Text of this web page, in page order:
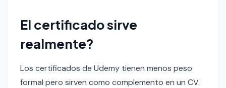
El certificado sirve
realmente?
Los certificados de Udemy tienen menos peso
formal pero sirven como complemento en un CV.